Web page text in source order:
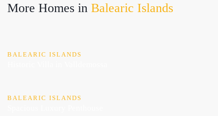
More Homes in Balearic Islands
BALEARIC ISLANDS
BALEARIC ISLANDS